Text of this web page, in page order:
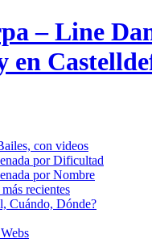
– Line
en
con videos
por Dificultad
por Nombre
recientes
Cuándo, Dónde?